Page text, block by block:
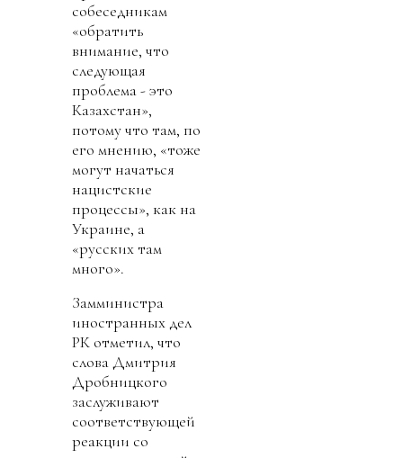
собеседникам
«обратить
внимание, что
следующая
проблема - это
Казахстан»,
потому что там, по
его мнению, «тоже
могут начаться
нацистские
процессы», как на
Украине, а
«русских там
много».
Замминистра
иностранных дел
РК отметил, что
слова Дмитрия
Дробницкого
заслуживают
соответствующей
реакции со